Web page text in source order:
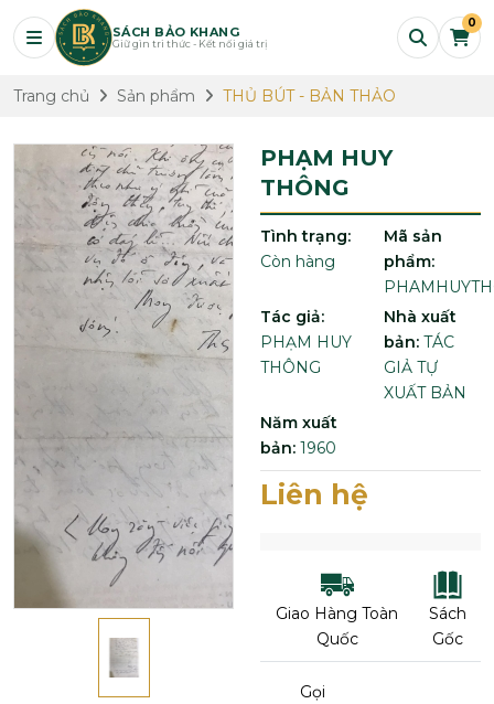
SÁCH BẢO KHANG
Giữ gìn tri thức - Kết nối giá trị
0
Trang chủ Sản phẩm THỦ BÚT - BẢN THẢO
PHẠM HUY
THÔNG
Tình trạng:
Còn hàng
Mã sản
phẩm:
Tác giả:
PHẠM HUY
THÔNG
Nhà xuất
bản: TÁC
GIẢ TỰ
XUẤT BẢN
Năm xuất
bản: 1960
Liên hệ
Giao Hàng Toàn
Quốc
Sách
Gốc
Gọi